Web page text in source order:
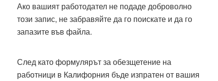
Ако вашият работодател не подаде доброволно
този запис, не забравяйте да го поискате и да го
запазите във файла.
След като формулярът за обезщетение на
работници в Калифорния бъде изпратен от вашия